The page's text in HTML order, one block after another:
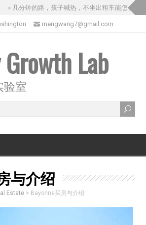
» 几分钟的路，孩子喊热，不坐出租车能怎么办？
mengwang7@gmail.com
Lab
验室
与介绍
Estate > Bayonne买房与介绍